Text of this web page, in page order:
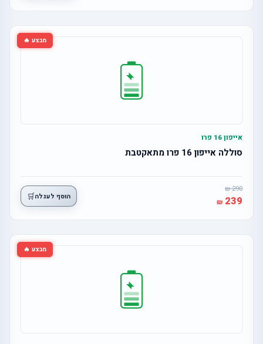
מבצע 🔥
אייפון 16 פרו
סוללה אייפון 16 פרו מתאקטבת
290
239 הוסף לעגלה🛒
מבצע 🔥